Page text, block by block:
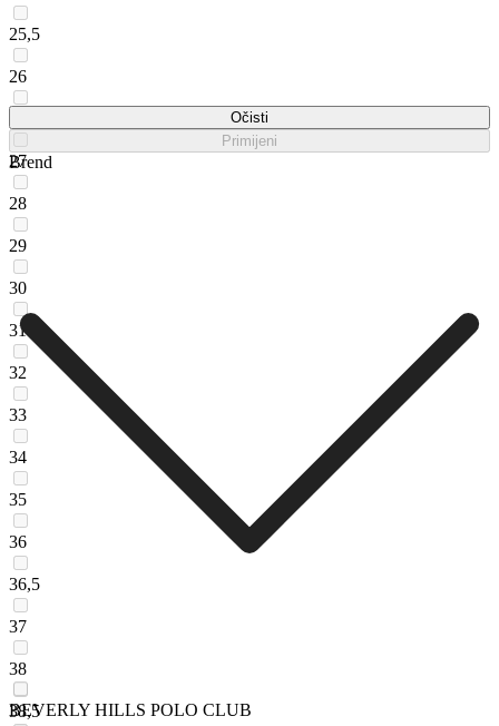
25,5
26
27
28
29
30
31
32
33
34
35
36
36,5
37
38
38,5
Očisti
Primijeni
Brend
BEVERLY HILLS POLO CLUB